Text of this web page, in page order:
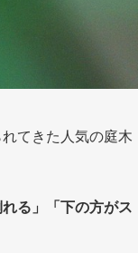
てきた人気の庭木
る」「下の方がス